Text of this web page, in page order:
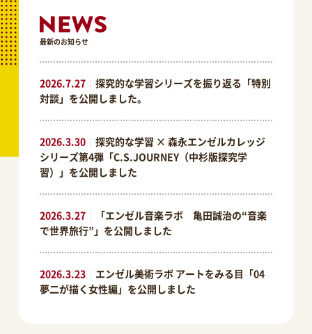
最新のお知らせ
2026.7.27｜ 探究的な学習シリーズを振り返る「特別
対談」を公開しました。
2026.3.30｜ 探究的な学習 × 森永エンゼルカレッジ
シリーズ第4弾「C.S.JOURNEY（中杉版探究学
習）」を公開しました
2026.3.27｜
「エンゼル音楽ラボ 亀田誠治の“音楽
で世界旅行”」を公開しました
2026.3.23｜ エンゼル美術ラボ アートをみる⽬「04
夢二が描く女性編」を公開しました